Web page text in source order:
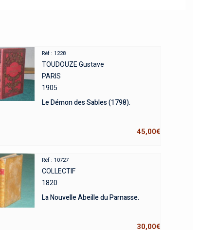
Réf : 1228
TOUDOUZE Gustave
PARIS
1905
Le Démon des Sables (1798).
45,00€
Réf : 10727
COLLECTIF
1820
La Nouvelle Abeille du Parnasse.
30,00€